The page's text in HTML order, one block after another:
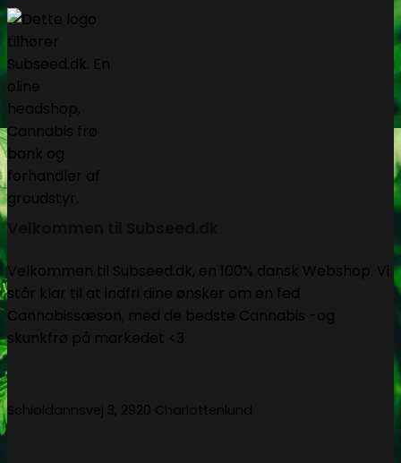
Velkommen til Subseed.dk, en 100% dansk Webshop. Vi
står klar til at indfri dine ønsker om en fed
Cannabissæson, med de bedste Cannabis -og
skunkfrø på markedet <3
Schioldannsvej 3, 2920 Charlottenlund